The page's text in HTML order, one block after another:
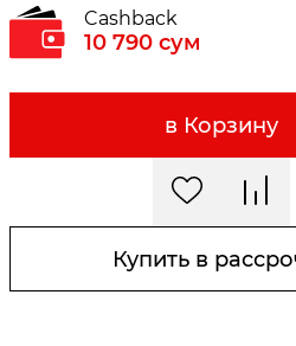
Cashback
10 790 сум
в Корзину
Купить в